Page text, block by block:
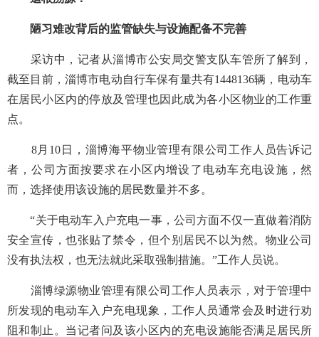
陋习难改背后的监管缺失与设施配备不完善
采访中，记者从淄博市公安局交警支队车管所了解到，
截至目前，淄博市电动自行车保有量共有1448136辆，电动车
在居民小区内的停放及管理也因此成为各小区物业的工作重
点。
8月10日，淄博海平物业管理有限公司工作人员告诉记
者，公司方面按要求在小区内增设了电动车充电设施，然
而，选择使用该设施的居民数量并不多。
“关于电动车入户充电一事，公司方面不仅一直做着消防
安全宣传，也张贴了禁令，但个别居民不以为然。物业公司
没有执法权，也无法就此采取强制措施。”工作人员说。
淄博绿源物业管理有限公司工作人员表示，对于管理中
所发现的电动车入户充电现象，工作人员通常会及时进行劝
阻和制止。当记者问及该小区内的充电设施能否满足居民所